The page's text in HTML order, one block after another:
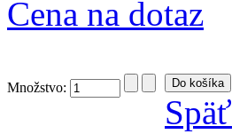
Cena na dotaz
Množstvo:
Späť